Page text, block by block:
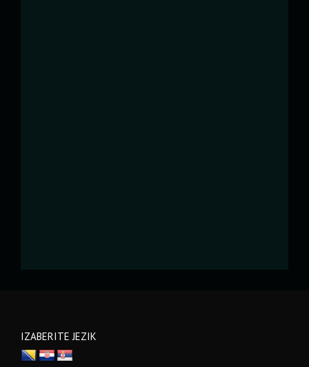
IZABERITE JEZIK